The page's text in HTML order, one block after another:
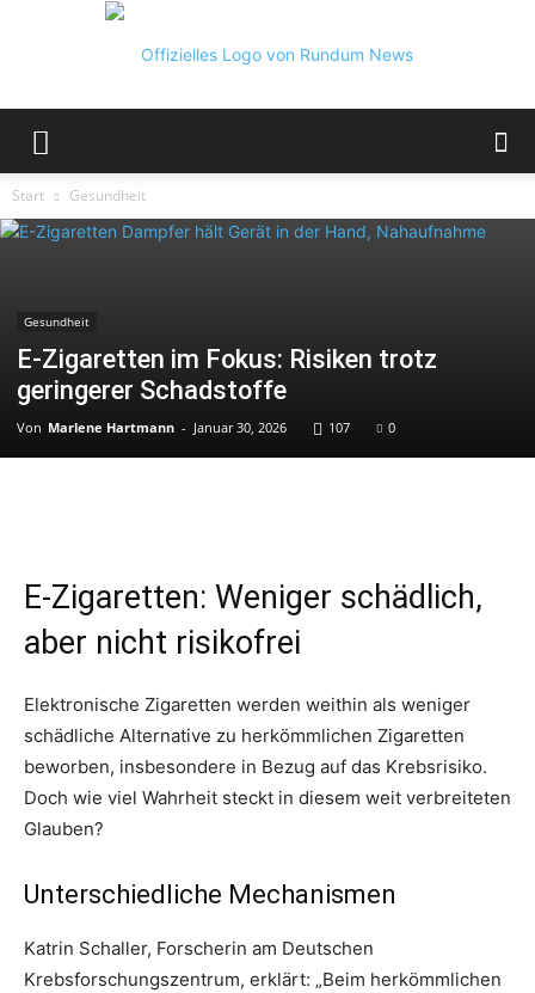
Start Gesundheit
Gesundheit
E-Zigaretten im Fokus: Risiken trotz
geringerer Schadstoffe
Von Marlene Hartmann - Januar 30, 2026 107 0
E-Zigaretten: Weniger schädlich,
aber nicht risikofrei
Elektronische Zigaretten werden weithin als weniger
schädliche Alternative zu herkömmlichen Zigaretten
beworben, insbesondere in Bezug auf das Krebsrisiko.
Doch wie viel Wahrheit steckt in diesem weit verbreiteten
Glauben?
Unterschiedliche Mechanismen
Katrin Schaller, Forscherin am Deutschen
Krebsforschungszentrum, erklärt: „Beim herkömmlichen